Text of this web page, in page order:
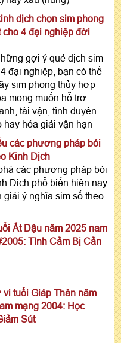
dịch chọn sim phong
cho 4 đại nghiệp đời
gợi ý quẻ dịch sim
đại nghiệp, bạn có thể
sim phong thủy hợp
mong muốn hỗ trợ
tài vận, tình duyên
hay hóa giải vận hạn
các phương pháp bói
Kinh Dịch
các phương pháp bói
Dịch phổ biến hiện nay
giải ý nghĩa sim số theo
Ất Dậu năm 2025 nam
Tình Cảm Bị Cản
vi tuổi Giáp Thân năm
mạng 2004: Học
Sút